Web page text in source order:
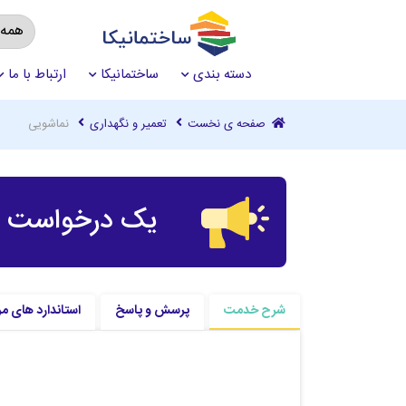
دسته بندی ساختمانیکا ارتباط با ما
صفحه ی نخست تعمیر و نگهداری نماشویی
یک درخواست
شرح خدمت پرسش و پاسخ استاندارد های